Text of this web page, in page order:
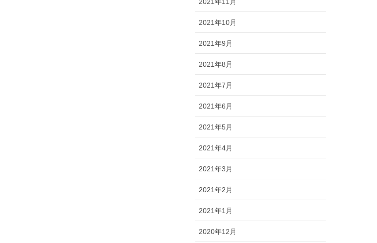
2021年10月
2021年9月
2021年8月
2021年7月
2021年6月
2021年5月
2021年4月
2021年3月
2021年2月
2021年1月
2020年12月